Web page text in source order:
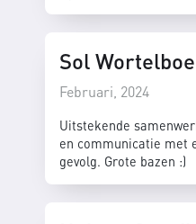
Sol
Februari, 2024
Uitstekende
en communicatie met
gevolg. Grote bazen :)